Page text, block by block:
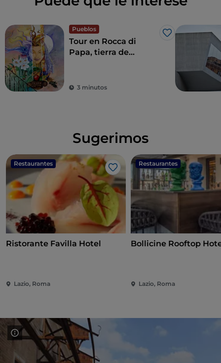
Pueblos
Me gusta
Tour en Rocca di
Papa, tierra de
3 minutos
Sugerimos
Restaurantes
Me gusta
Ristorante Favilla Hotel
Lazio, Roma
Restaurantes
Bollicine Rooftop
Lazio, Roma